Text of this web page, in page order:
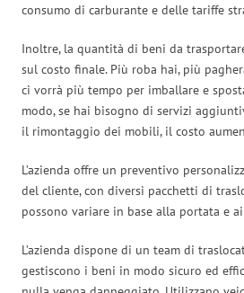
consumo di carburante e delle tariffe
Inoltre, la quantità di beni da
sul costo finale. Più roba hai, più
ci vorrà più tempo per imballare e
modo, se hai bisogno di servizi
il rimontaggio dei mobili, il costo
L’azienda offre un preventivo
del cliente, con diversi pacchetti di
possono variare in base alla portata e
L’azienda dispone di un team di
gestiscono i beni in modo sicuro ed